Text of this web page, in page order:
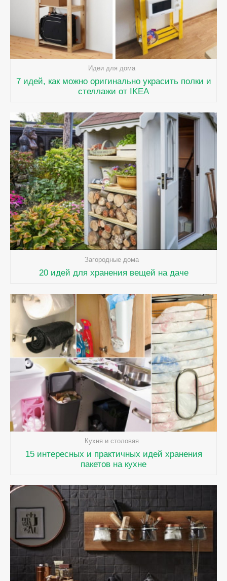
Идеи для дома
7 идей, как можно оригинально украсить полки и
стеллажи от IKEA
Загородные дома
20 идей для хранения вещей на даче
Кухня и столовая
15 интересных и практичных идей хранения
пакетов на кухне